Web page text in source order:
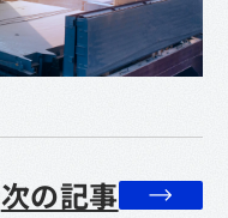
次の記事